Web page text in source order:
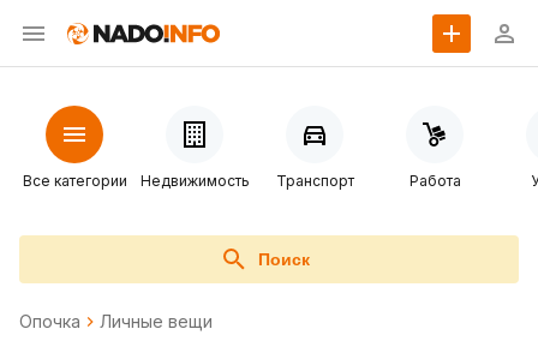
Все категории Недвижимость Транспорт Работа
Поиск
Опочка Личные вещи